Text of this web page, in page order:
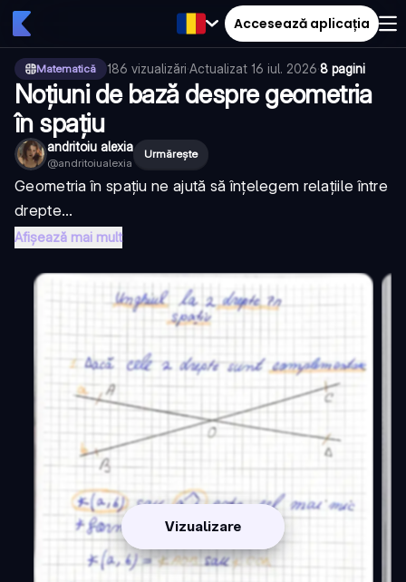
Accesează aplicația
Matematică 186 vizualizări·Actualizat 16 iul. 2026·8 pagini
Noțiuni de bază despre geometria
în spațiu
andritoiu alexia
@andritoiualexia
Urmărește
Geometria în spațiu ne ajută să înțelegem relațiile între
drepte...
Afișează mai mult
Vizualizare